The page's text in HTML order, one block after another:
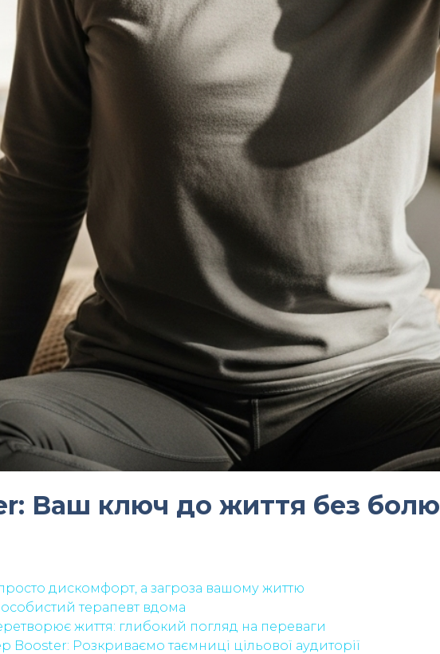
Ваш ключ до життя без болю
просто дискомфорт, а загроза вашому життю
терапевт вдома
життя: глибокий погляд на переваги
Booster: Розкриваємо таємниці цільової аудиторії